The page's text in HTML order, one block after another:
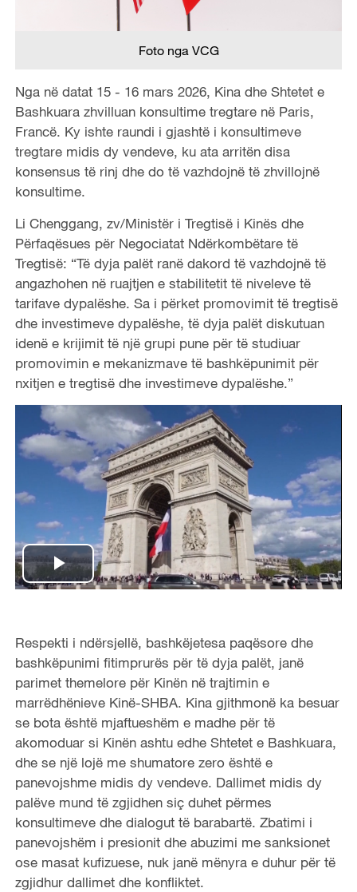
Foto nga VCG
Nga në datat 15 - 16 mars 2026, Kina dhe Shtetet e
Bashkuara zhvilluan konsultime tregtare në Paris,
Francë. Ky ishte raundi i gjashtë i konsultimeve
tregtare midis dy vendeve, ku ata arritën disa
konsensus të rinj dhe do të vazhdojnë të zhvillojnë
konsultime.
Li Chenggang, zv/Ministër i Tregtisë i Kinës dhe
Përfaqësues për Negociatat Ndërkombëtare të
Tregtisë: “Të dyja palët ranë dakord të vazhdojnë të
angazhohen në ruajtjen e stabilitetit të niveleve të
tarifave dypalëshe. Sa i përket promovimit të tregtisë
dhe investimeve dypalëshe, të dyja palët diskutuan
idenë e krijimit të një grupi pune për të studiuar
promovimin e mekanizmave të bashkëpunimit për
nxitjen e tregtisë dhe investimeve dypalëshe.”
P
a
y
V
i
d
e
o
Respekti i ndërsjellë, bashkëjetesa paqësore dhe
bashkëpunimi fitimprurës për të dyja palët, janë
parimet themelore për Kinën në trajtimin e
marrëdhënieve Kinë-SHBA. Kina gjithmonë ka besuar
se bota është mjaftueshëm e madhe për të
akomoduar si Kinën ashtu edhe Shtetet e Bashkuara,
dhe se një lojë me shumatore zero është e
panevojshme midis dy vendeve. Dallimet midis dy
palëve mund të zgjidhen siç duhet përmes
konsultimeve dhe dialogut të barabartë. Zbatimi i
panevojshëm i presionit dhe abuzimi me sanksionet
ose masat kufizuese, nuk janë mënyra e duhur për të
zgjidhur dallimet dhe konfliktet.